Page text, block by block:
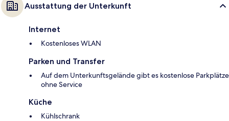
Ausstattung der Unterkunft
Internet
Kostenloses WLAN
Parken und Transfer
Auf dem Unterkunftsgelände gibt es kostenlose Parkplätze
ohne Service
Küche
Kühlschrank